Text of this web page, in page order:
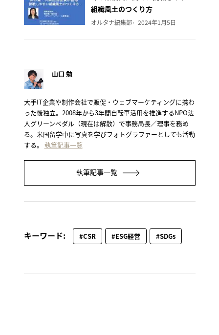
組織風土のつくり方
オルタナ編集部 2024年1月5日
山口 勉
大手IT企業や制作会社で販促・ウェブマーケティングに携わ
った後独立。2008年から3年間自転車活用を推進するNPO法
人グリーンペダル（現在は解散）で事務局長／理事を務め
る。米国留学中に写真を学びフォトグラファーとしても活動
する。 執筆記事一覧
執筆記事一覧
キーワード: #CSR #ESG経営 #SDGs